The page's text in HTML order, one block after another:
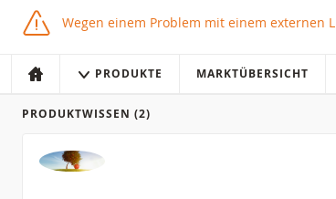
Wegen einem Problem mit einem externen
Navigation
Seitennavigation
HOME PRODUKTE MARKTÜBERSICHT
Produkte
PRODUKTWISSEN (2)